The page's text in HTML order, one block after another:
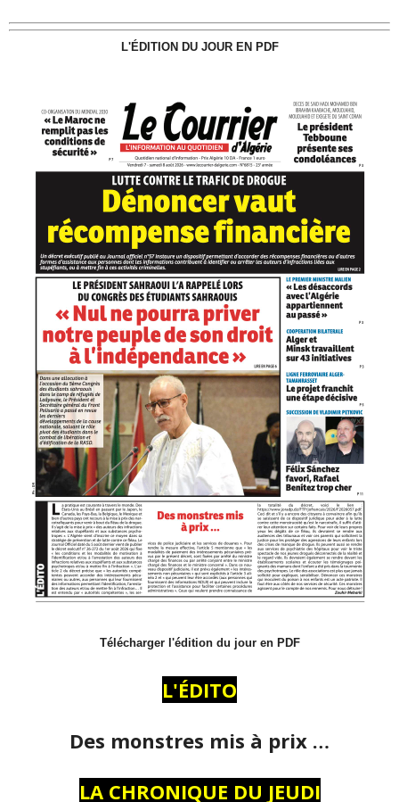
L'ÉDITION DU JOUR EN PDF
Télécharger l'édition du jour en PDF
L'ÉDITO
Des monstres mis à prix …
LA CHRONIQUE DU JEUDI